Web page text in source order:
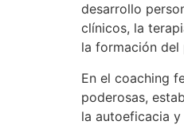
desarrollo
clínicos, la
la formación del
En el coaching
poderosas,
la autoeficacia